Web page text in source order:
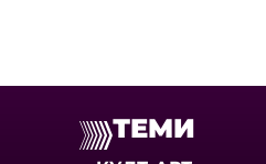
ТЕМИ